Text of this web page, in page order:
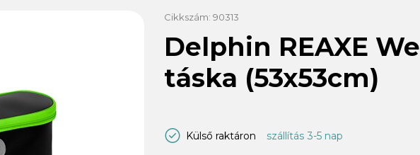
Cikkszám: 90313
Delphin REAXE
táska (53x53cm)
Külső raktáron szállítás 3-5 nap